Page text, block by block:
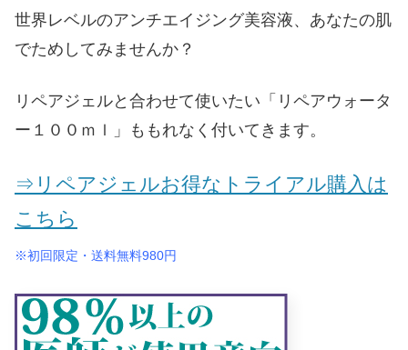
世界レベルのアンチエイジング美容液、あなたの肌
でためしてみませんか？
リペアジェルと合わせて使いたい「リペアウォータ
ー１００ｍｌ」ももれなく付いてきます。
⇒リペアジェルお得なトライアル購入は
こちら
※初回限定・送料無料980円